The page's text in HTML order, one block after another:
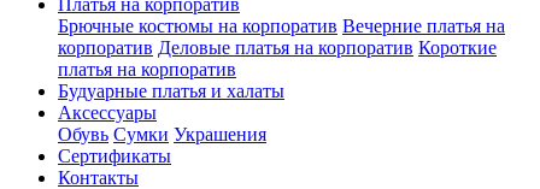
Платья на корпоратив
Брючные костюмы на корпоратив Вечерние платья на
корпоратив Деловые платья на корпоратив Короткие
платья на корпоратив
Будуарные платья и халаты
Аксессуары
Обувь Сумки Украшения
Сертификаты
Контакты